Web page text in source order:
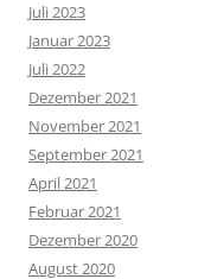
Juli 2023
Januar 2023
Juli 2022
Dezember 2021
November 2021
September 2021
April 2021
Februar 2021
Dezember 2020
August 2020